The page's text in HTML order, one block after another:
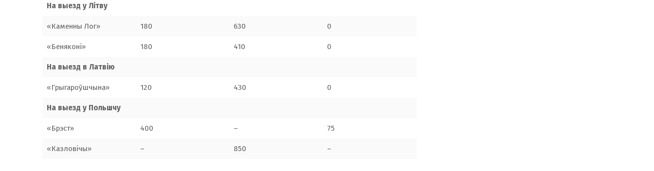
На выезд у Літву
«Каменны Лог» 180 630 0
«Беняконі» 180 410 0
На выезд в Латвію
«Грыгароўшчына» 120 430 0
На выезд у Польшчу
«Брэст» 400 – 75
«Казловічы» – 850 –